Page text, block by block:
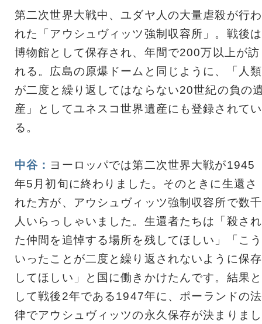
第二次世界大戦中、ユダヤ人の大量虐殺が行わ
れた「アウシュヴィッツ強制収容所」。戦後は
博物館として保存され、年間で200万以上が訪
れる。広島の原爆ドームと同じように、「人類
が二度と繰り返してはならない20世紀の負の
産」としてユネスコ世界遺産にも登録されてい
る。
中谷： ヨーロッパでは第二次世界大戦が1945
年5月初旬に終わりました。そのときに生還さ
れた方が、アウシュヴィッツ強制収容所で数千
人いらっしゃいました。生還者たちは「殺され
た仲間を追悼する場所を残してほしい」「こう
いったことが二度と繰り返されないように保存
してほしい」と国に働きかけたんです。結果と
して戦後2年である1947年に、ポーランドの法
律でアウシュヴィッツの永久保存が決まりまし